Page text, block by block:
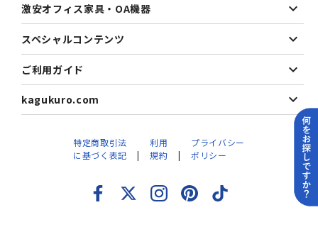
激安オフィス家具・OA機器
スペシャルコンテンツ
ご利用ガイド
kagukuro.com
特定商取引法
に基づく表記
利用
規約
プライバシー
ポリシー